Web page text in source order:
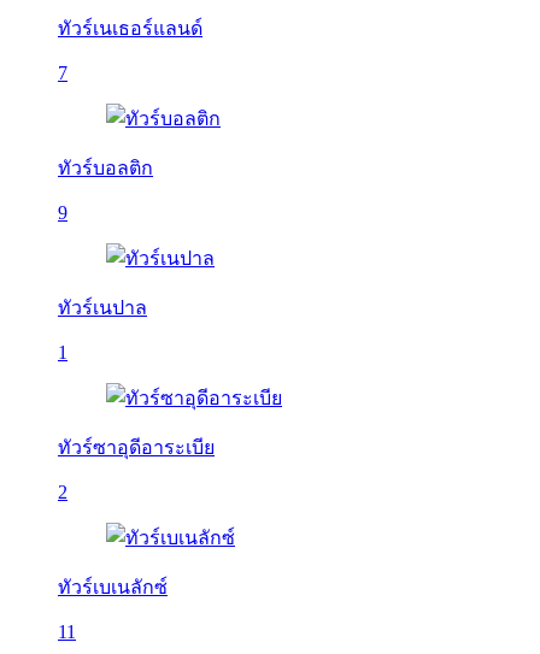
ทัวร์เนเธอร์แลนด์
7
ทัวร์บอลติก
9
ทัวร์เนปาล
1
ทัวร์ซาอุดีอาระเบีย
2
ทัวร์เบเนลักซ์
11